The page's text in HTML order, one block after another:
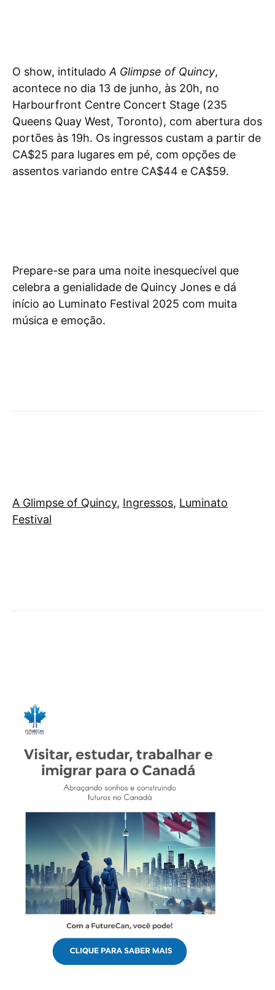
O show, intitulado A Glimpse of Quincy,
acontece no dia 13 de junho, às 20h, no
Harbourfront Centre Concert Stage (235
Queens Quay West, Toronto), com abertura dos
portões às 19h. Os ingressos custam a partir de
CA$25 para lugares em pé, com opções de
assentos variando entre CA$44 e CA$59.
Prepare-se para uma noite inesquecível que
celebra a genialidade de Quincy Jones e dá
início ao Luminato Festival 2025 com muita
música e emoção.
A Glimpse of Quincy, Ingressos, Luminato
Festival